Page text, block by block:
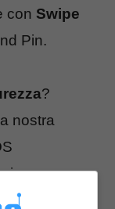
con Swipe
Pin.
?
nostra
il